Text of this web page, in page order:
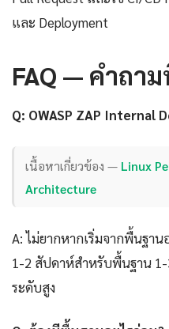
และ Deployment
FAQ — คำถา
Q: OWASP ZAP Internal
เนื้อหาเกี่ยวข้อง — Linux
Architecture
A: ไม่ยากหากเริ่มจากพื้นฐา
1-2 สัปดาห์สำหรับพื้นฐาน
ระดับสูง